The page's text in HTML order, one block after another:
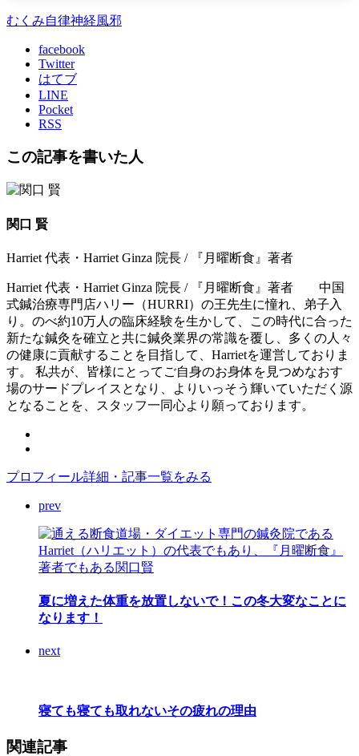
むくみ自律神経風邪
facebook
Twitter
はてブ
LINE
Pocket
RSS
この記事を書いた人
関口 賢
Harriet 代表・Harriet Ginza 院長 / 『月曜断食』著者
Harriet 代表・Harriet Ginza 院長 / 『月曜断食』著者 中国
式鍼治療専門店ハリー（HURRI）の王先生に憧れ、弟子入
り。のべ約10万人の臨床経験を生かして、この時代に合った
新たな鍼灸を確立と共に鍼灸業界の常識を覆し、多くの人々
の健康に貢献することを目指して、Harrietを運営しておりま
す。 私共が、皆様にとってご自身のお身体を見つめなおす
場のサードプレイスとなり、よりいっそう輝いていただく源
となることを、スタッフ一同心より願っております。
プロフィール詳細・記事一覧をみる
prev
夏に増えた体重を放置しないで！この冬大変なことに
なります！
next
寝ても寝ても取れないその疲れの理由
関連記事